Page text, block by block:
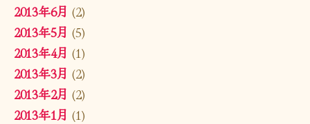
2013年6月 (2)
2013年5月 (5)
2013年4月 (1)
2013年3月 (2)
2013年2月 (2)
2013年1月 (1)